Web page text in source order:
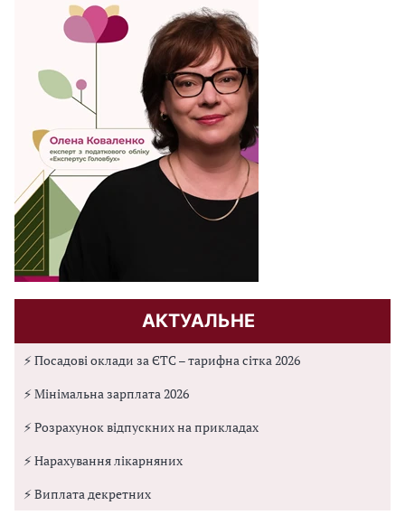
АКТУАЛЬНЕ
⚡ Посадові оклади за ЄТС – тарифна сітка 2026
⚡ Мінімальна зарплата 2026
⚡ Розрахунок відпускних на прикладах
⚡ Нарахування лікарняних
⚡ Виплата декретних